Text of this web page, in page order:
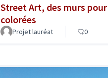
Street Art, des murs
colorées
Projet lauréat 0